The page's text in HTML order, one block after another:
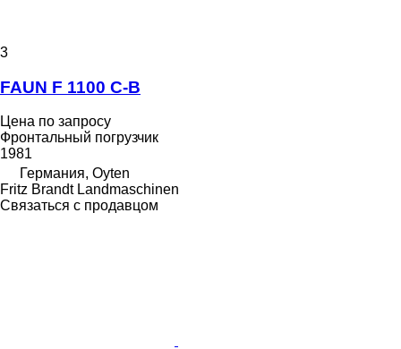
3
FAUN F 1100 C-B
Цена по запросу
Фронтальный погрузчик
1981
Германия, Oyten
Fritz Brandt Landmaschinen
Связаться с продавцом